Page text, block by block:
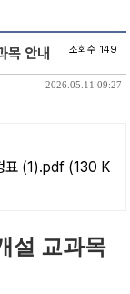
목 안내 조회수 149
2026.05.11 09:27
표 (1).pdf (130 K
설 교과목